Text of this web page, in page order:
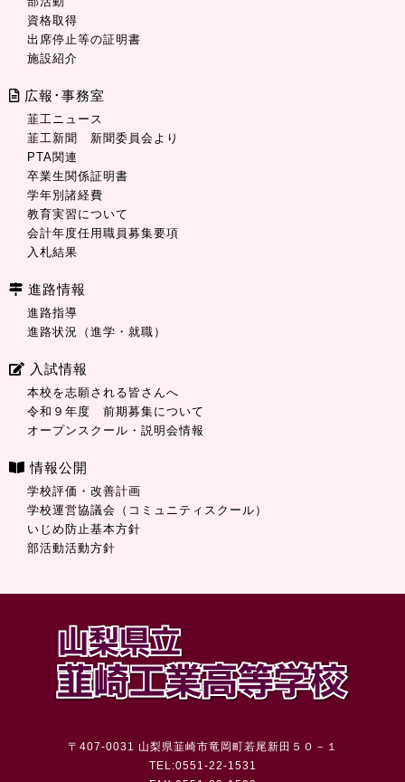
資格取得
出席停止等の証明書
施設紹介
広報･事務室
韮工ニュース
韮工新聞 新聞委員会より
PTA関連
卒業生関係証明書
学年別諸経費
教育実習について
会計年度任用職員募集要項
入札結果
進路情報
進路指導
進路状況（進学・就職）
入試情報
本校を志願される皆さんへ
令和９年度 前期募集について
オープンスクール・説明会情報
情報公開
学校評価・改善計画
学校運営協議会（コミュニティスクール）
いじめ防止基本方針
部活動活動方針
〒407-0031 山梨県韮崎市竜岡町若尾新田５０－１
TEL:0551-22-1531